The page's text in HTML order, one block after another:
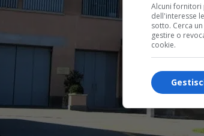
Alcuni
dell'interesse
sotto. Cerca
gestire o
cookie.